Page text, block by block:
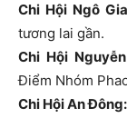
Chi Hội Ngô
tương lai gần.
Chi Hội
Điểm Nhóm
Chi Hội An Đông: